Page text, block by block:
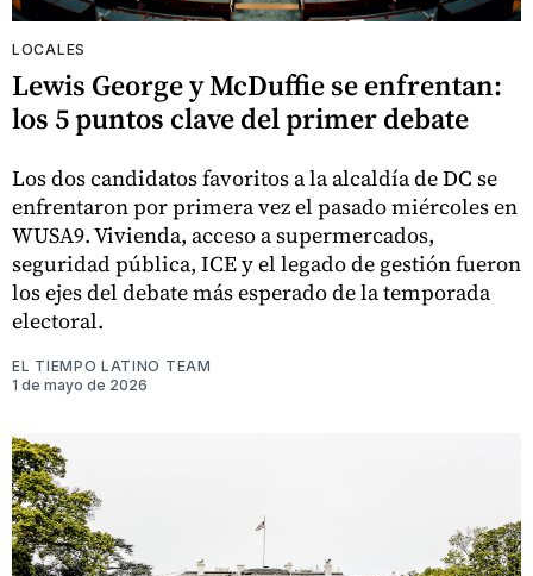
LOCALES
Lewis George y McDuffie se enfrentan:
los 5 puntos clave del primer debate
Los dos candidatos favoritos a la alcaldía de DC se
enfrentaron por primera vez el pasado miércoles en
WUSA9. Vivienda, acceso a supermercados,
seguridad pública, ICE y el legado de gestión fueron
los ejes del debate más esperado de la temporada
electoral.
EL TIEMPO LATINO TEAM
1 de mayo de 2026